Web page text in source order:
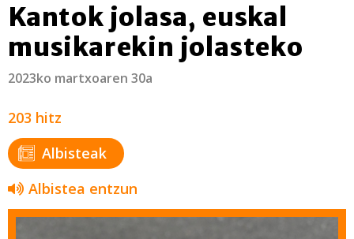
Kantok jolasa, euskal
musikarekin jolasteko
2023ko martxoaren 30a
203 hitz
Albisteak
Albistea entzun